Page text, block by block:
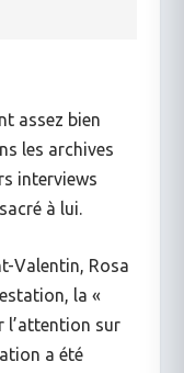
assez bien
les archives
interviews
à lui.
Valentin, Rosa
la «
l’attention sur
a été